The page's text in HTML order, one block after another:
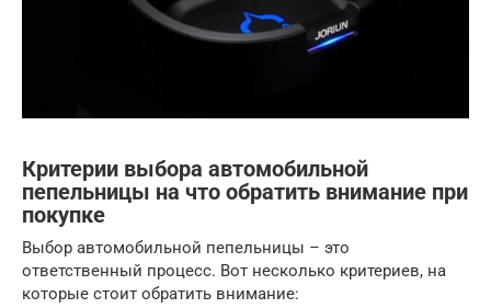
Критерии выбора автомобильной
пепельницы на что обратить внимание при
покупке
Выбор автомобильной пепельницы – это
ответственный процесс. Вот несколько критериев, на
которые стоит обратить внимание: